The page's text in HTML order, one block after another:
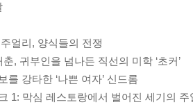
얼리, 양식들의 전쟁
춘, 귀부인을 넘나든 직선의 미학 ‘초커’
를 강타한 ‘나쁜 여자’ 신드롬
1: 막심 레스토랑에서 벌어진 세기의 주